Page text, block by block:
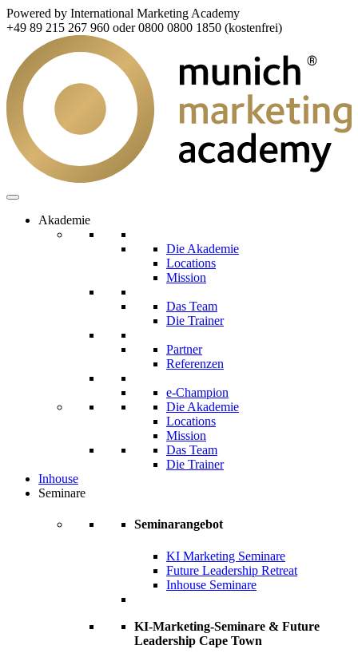
Powered by International Marketing Academy
+49 89 215 267 960 oder 0800 0800 1850 (kostenfrei)
Akademie
Die Akademie
Locations
Mission
Das Team
Die Trainer
Partner
Referenzen
e-Champion
Die Akademie
Locations
Mission
Das Team
Die Trainer
Inhouse
Seminare
Seminarangebot
KI Marketing Seminare
Future Leadership Retreat
Inhouse Seminare
KI-Marketing-Seminare & Future
Leadership Cape Town